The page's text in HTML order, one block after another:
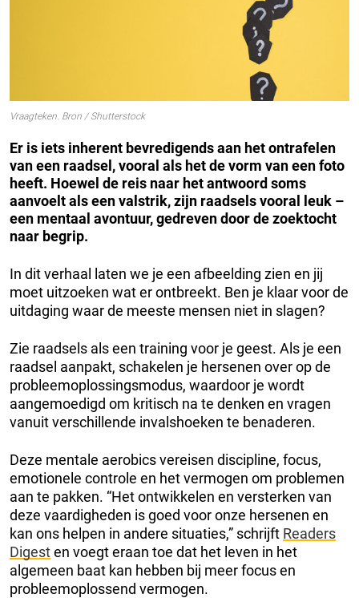
Vraagteken. Bron / Shutterstock
Er is iets inherent bevredigends aan het ontrafelen
van een raadsel, vooral als het de vorm van een foto
heeft. Hoewel de reis naar het antwoord soms
aanvoelt als een valstrik, zijn raadsels vooral leuk –
een mentaal avontuur, gedreven door de zoektocht
naar begrip.
In dit verhaal laten we je een afbeelding zien en jij
moet uitzoeken wat er ontbreekt. Ben je klaar voor de
uitdaging waar de meeste mensen niet in slagen?
Zie raadsels als een training voor je geest. Als je een
raadsel aanpakt, schakelen je hersenen over op de
probleemoplossingsmodus, waardoor je wordt
aangemoedigd om kritisch na te denken en vragen
vanuit verschillende invalshoeken te benaderen.
Deze mentale aerobics vereisen discipline, focus,
emotionele controle en het vermogen om problemen
aan te pakken. “Het ontwikkelen en versterken van
deze vaardigheden is goed voor onze hersenen en
kan ons helpen in andere situaties,” schrijft Readers
Digesten voegt eraan toe dat het leven in het
algemeen baat kan hebben bij meer focus en
probleemoplossend vermogen.